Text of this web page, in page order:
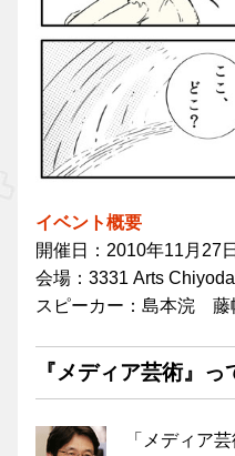
イベント概要
開催日：2010年11月
会場：3331 Arts
スピーカー：島本浣
『メディア芸術』
「メディア